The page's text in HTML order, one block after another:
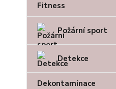
Fitness
Požární sport
Detekce
Dekontaminace